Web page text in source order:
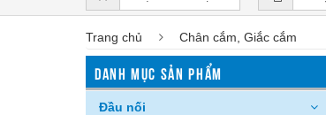
Trang chủ Chân cắm, Giắc cắm
DANH MỤC SẢN PHẨM
Đầu nối